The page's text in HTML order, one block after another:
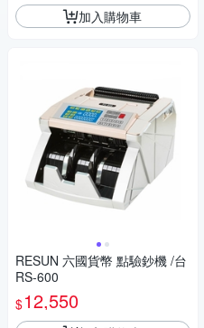
加入購物車
RESUN 六國貨幣 點驗鈔機 /台
RS-600
$12,550